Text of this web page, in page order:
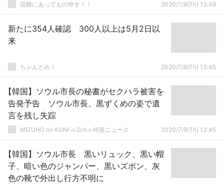
国難にあってもの申す！！ 2020/7/9(Th) 13:49
新たに354人確認 300人以上は5月2日以
来
ちゃんとめ！ 2020/7/9(Th) 13:45
【韓国】ソウル市長の秘書がセクハラ被害を
告発予告 ソウル市長、黒ずくめの姿で遺
言を残し失踪
MIZUHO no KUNI ≪2ch≫特亜ニュース 2020/7/9(Th) 13:45
【韓国】ソウル市長 黒いリュック、黒い帽
子、暗い色のジャンパー、黒いズボン、灰
色の靴で外出し行方不明に